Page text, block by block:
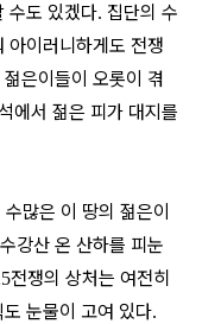
수도 있겠다. 집단의 수
아이러니하게도 전쟁
은이들이 오롯이 겪
에서 젊은 피가 대지를
많은 이 땅의 젊은이
강산 온 산하를 피눈
전쟁의 상처는 여전히
눈물이 고여 있다.